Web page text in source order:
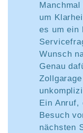
um
es um ein
Wunsch
Genau
Ein
Besuch
nächsten